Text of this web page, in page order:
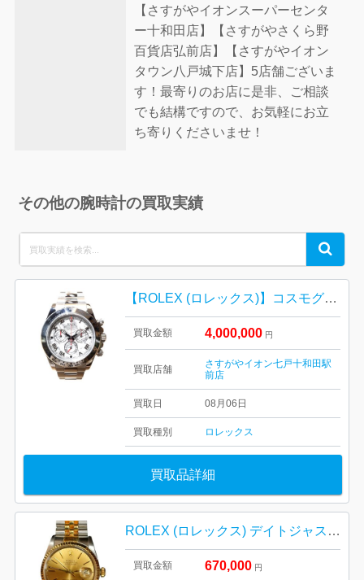
【さすがやイオンスーパーセンタ
ー十和田店】【さすがやさくら野
百貨店弘前店】【さすがやイオン
タウン八戸城下店】5店舗ございま
す！最寄りのお店に是非、ご相談
でも結構ですので、お気軽にお立
ち寄りくださいませ！
その他の腕時計の買取実績
for:
Search
【ROLEX (ロレックス)】コスモグラフ デイトナ Ref.116509
買取金額 4,000,000 円
買取店舗
さすがやイオン七戸十和田駅
前店
買取日 08月06日
買取種別 ロレックス
買取品詳細
ROLEX (ロレックス) デイトジャスト Ref.16233 腕時計
買取金額 670,000 円